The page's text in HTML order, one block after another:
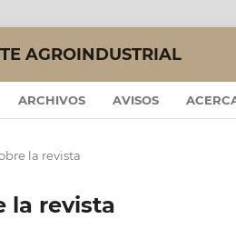
AGROINDUSTRIAL
ARCHIVOS AVISOS
la revista
la revista